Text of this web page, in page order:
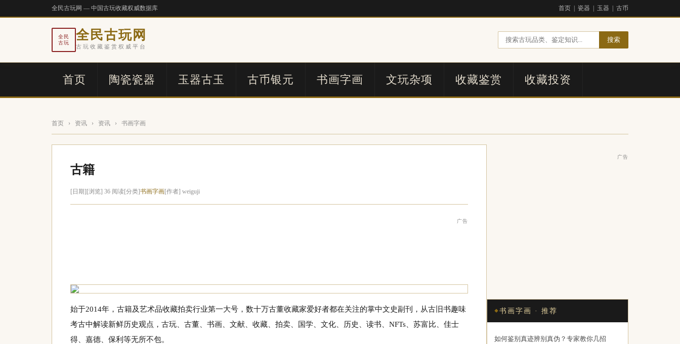
全民古玩网 — 中国古玩收藏权威数据库 首页 瓷器 玉器 古币
全民
古玩
全民古玩网
古玩收藏鉴赏权威平台
搜索
首页 陶瓷瓷器 玉器古玉 古币银元 书画字画 文玩杂项 收藏鉴赏 收藏投资
首页 › 资讯 › 资讯 › 书画字画
古籍
[日期] [浏览] 36 阅读 [分类]书画字画[作者] weiguji
广告
始于2014年，古籍及艺术品收藏拍卖行业第一大号，数十万古董收藏家爱好者都在关注的掌中文史副刊，从古旧书趣味
考古中解读新鲜历史观点，古玩、古董、书画、文献、收藏、拍卖、国学、文化、历史、读书、NFTs、苏富比、佳士
得、嘉德、保利等无所不包。
广告
书画字画 · 推荐
如何鉴别真迹辨别真伪？专家教你几招